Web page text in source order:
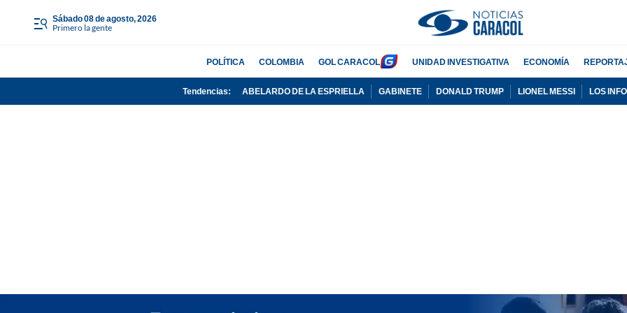
sábado 08 de agosto, 2026
Primero la gente
POLÍTICA COLOMBIA GOL CARACOL UNIDAD INVESTIGATIVA ECONOMÍA
Tendencias: ABELARDO DE LA ESPRIELLA GABINETE DONALD TRUMP LIONEL MESSI LOS